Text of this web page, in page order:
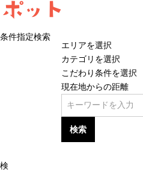
ポット
条件指定検索
エリアを選択
カテゴリを選択
こだわり条件を選択
現在地からの距離
検索
検